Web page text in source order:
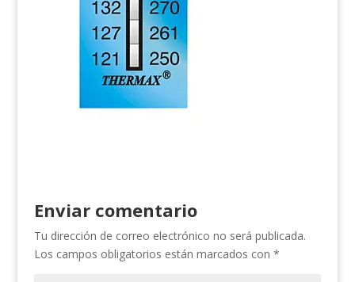
Enviar comentario
Tu dirección de correo electrónico no será publicada.
Los campos obligatorios están marcados con *